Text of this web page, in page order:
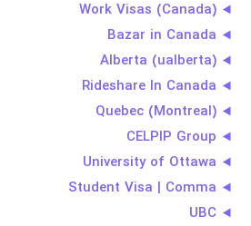
Work Visas (Canada)
Bazar in Canada
Alberta (ualberta)
Rideshare In Canada
Quebec (Montreal)
CELPIP Group
University of Ottawa
Student Visa | Comma
UBC